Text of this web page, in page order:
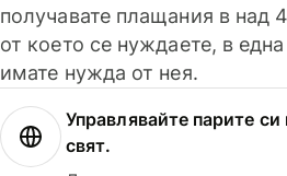
получавате плащания в над
от което се нуждаете, в
имате нужда от нея.
Управлявайте парите
свят.